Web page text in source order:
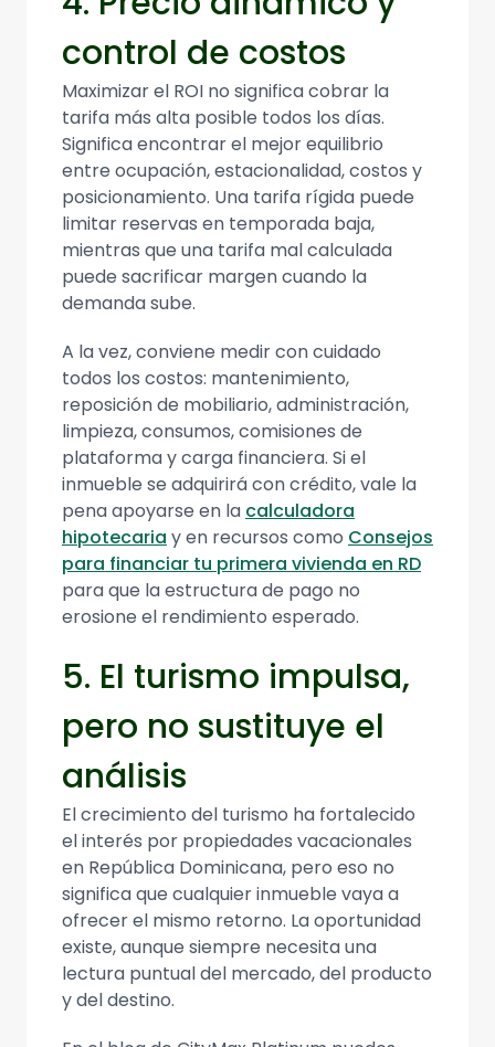
control de costos
Maximizar el ROI no significa cobrar la
tarifa más alta posible todos los días.
Significa encontrar el mejor equilibrio
entre ocupación, estacionalidad, costos y
posicionamiento. Una tarifa rígida puede
limitar reservas en temporada baja,
mientras que una tarifa mal calculada
puede sacrificar margen cuando la
demanda sube.
A la vez, conviene medir con cuidado
todos los costos: mantenimiento,
reposición de mobiliario, administración,
limpieza, consumos, comisiones de
plataforma y carga financiera. Si el
inmueble se adquirirá con crédito, vale la
pena apoyarse en la calculadora
hipotecaria y en recursos como Consejos
para financiar tu primera vivienda en RD
para que la estructura de pago no
erosione el rendimiento esperado.
5. El turismo impulsa,
pero no sustituye el
análisis
El crecimiento del turismo ha fortalecido
el interés por propiedades vacacionales
en República Dominicana, pero eso no
significa que cualquier inmueble vaya a
ofrecer el mismo retorno. La oportunidad
existe, aunque siempre necesita una
lectura puntual del mercado, del producto
y del destino.